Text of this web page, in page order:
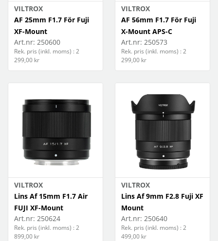
VILTROX
AF 25mm F1.7 För Fuji
XF-Mount
Art.nr: 250600
Rek. pris (inkl. moms) : 2
299,00 kr
VILTROX
AF 56mm F1.7 För Fuji
X-Mount APS-C
Art.nr: 250573
Rek. pris (inkl. moms) : 2
299,00 kr
VILTROX
Lins Af 15mm F1.7 Air
FUJI XF-Mount
Art.nr: 250624
Rek. pris (inkl. moms) : 2
899,00 kr
VILTROX
Lins Af 9mm F2.8 Fuji XF
Mount
Art.nr: 250640
Rek. pris (inkl. moms) : 2
499,00 kr